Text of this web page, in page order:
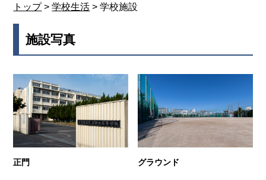
トップ>学校生活 > 学校施設
施設写真
正門 グラウンド